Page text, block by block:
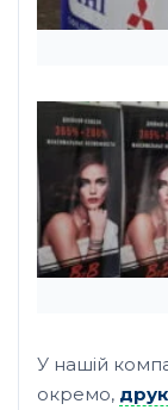
У нашій
окремо,